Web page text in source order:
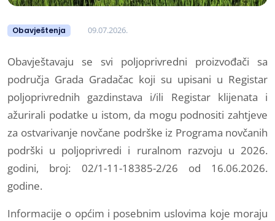
Obavještenja 09.07.2026.
Obavještavaju se svi poljoprivredni proizvođači sa
područja Grada Gradačac koji su upisani u Registar
poljoprivrednih gazdinstava i/ili Registar klijenata i
ažurirali podatke u istom, da mogu podnositi zahtjeve
za ostvarivanje novčane podrške iz Programa novčanih
podrški u poljoprivredi i ruralnom razvoju u 2026.
godini, broj: 02/1-11-18385-2/26 od 16.06.2026.
godine.
Informacije o općim i posebnim uslovima koje moraju